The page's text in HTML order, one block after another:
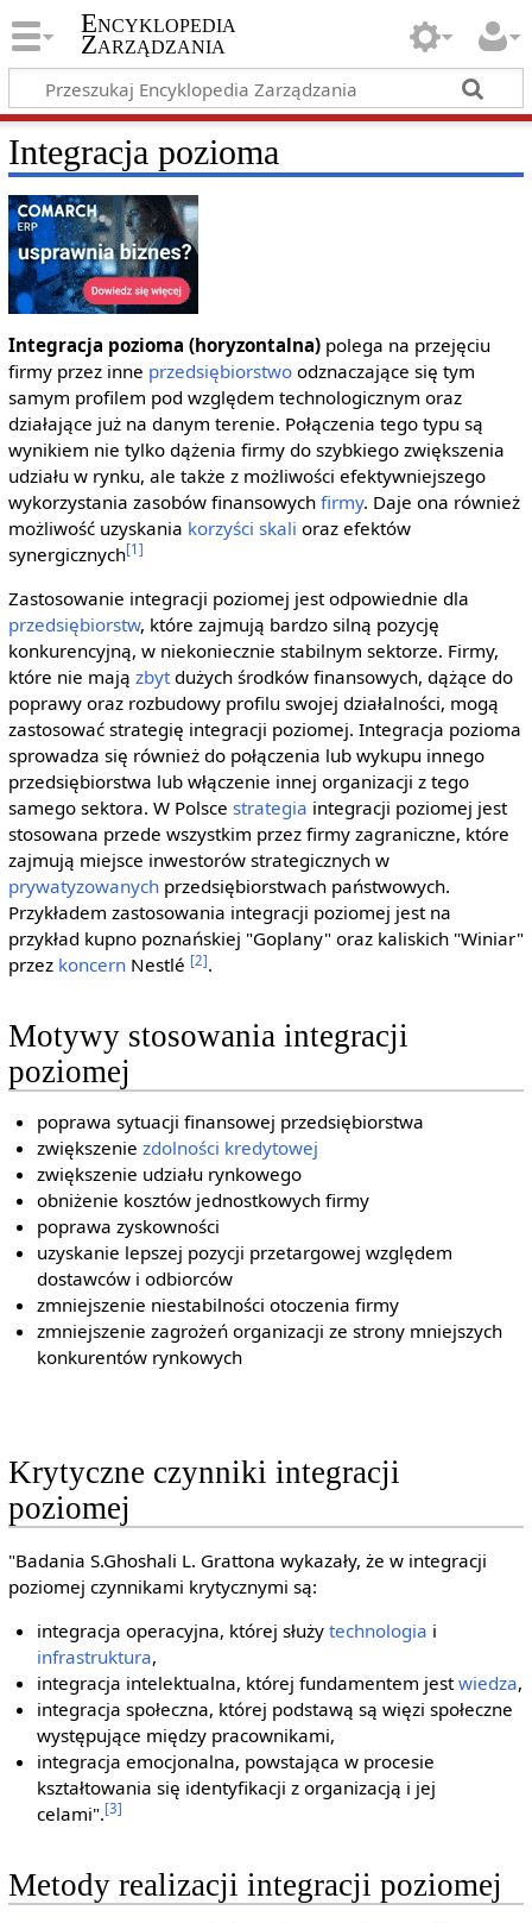
Encyklopedia
Zarządzania
Integracja pozioma
Integracja pozioma (horyzontalna)polega na przejęciu
firmy przez inne przedsiębiorstwoodznaczające się tym
samym profilem pod względem technologicznym oraz
działające już na danym terenie. Połączenia tego typu są
wynikiem nie tylko dążenia firmy do szybkiego zwiększenia
udziału w rynku, ale także z możliwości efektywniejszego
wykorzystania zasobów finansowych firmy. Daje ona również
możliwość uzyskania korzyści skali oraz efektów
synergicznych[1]
Zastosowanie integracji poziomej jest odpowiednie dla
przedsiębiorstw, które zajmują bardzo silną pozycję
konkurencyjną, w niekoniecznie stabilnym sektorze. Firmy,
które nie mają zbytdużych środków finansowych, dążące do
poprawy oraz rozbudowy profilu swojej działalności, mogą
zastosować strategię integracji poziomej. Integracja pozioma
sprowadza się również do połączenia lub wykupu innego
przedsiębiorstwa lub włączenie innej organizacji z tego
samego sektora. W Polsce strategia integracji poziomej jest
stosowana przede wszystkim przez firmy zagraniczne, które
zajmują miejsce inwestorów strategicznych w
prywatyzowanychprzedsiębiorstwach państwowych.
Przykładem zastosowania integracji poziomej jest na
przykład kupno poznańskiej "Goplany" oraz kaliskich "Winiar"
przez koncernNestlé [2].
Motywy stosowania integracji
poziomej
poprawa sytuacji finansowej przedsiębiorstwa
zwiększeniezdolności kredytowej
zwiększenie udziału rynkowego
obniżenie kosztów jednostkowych firmy
poprawa zyskowności
uzyskanie lepszej pozycji przetargowej względem
dostawców i odbiorców
zmniejszenie niestabilności otoczenia firmy
zmniejszenie zagrożeń organizacji ze strony mniejszych
konkurentów rynkowych
Krytyczne czynniki integracji
poziomej
"Badania S.Ghoshali L. Grattona wykazały, że w integracji
poziomej czynnikami krytycznymi są:
integracja operacyjna, której służytechnologia i
infrastruktura,
integracja intelektualna, której fundamentem jestwiedza,
integracja społeczna, której podstawą są więzi społeczne
występujące między pracownikami,
integracja emocjonalna, powstająca w procesie
kształtowania się identyfikacji z organizacją i jej
celami".[3]
Metody realizacji integracji poziomej